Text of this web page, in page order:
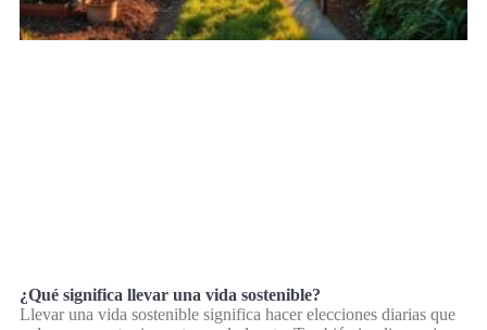
¿Qué significa llevar una vida sostenible?
Llevar una vida sostenible significa hacer elecciones diarias que